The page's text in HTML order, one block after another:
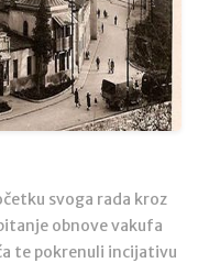
svoga rada kroz
obnove vakufa
te pokrenuli incijativu